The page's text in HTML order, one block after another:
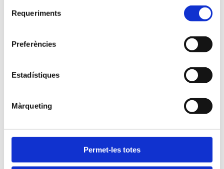
Requeriments
Preferències
Estadístiques
Màrqueting
Permet-les totes
Batxillerat
Beques Antonio F. Cagigós
Cfgm Palcam